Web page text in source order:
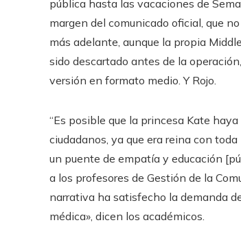
pública hasta las vacaciones de
margen del comunicado oficial, que
más adelante, aunque la propia
sido descartado antes de la
versión en formato medio. Y Rojo.
“Es posible que la princesa Kate
ciudadanos, ya que era reina con
un puente de empatía y educación
a los profesores de Gestión de la
narrativa ha satisfecho la demanda
médica», dicen los académicos.